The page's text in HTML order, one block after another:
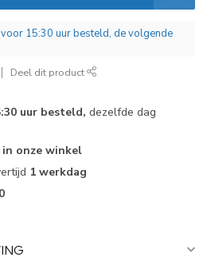
15:30 uur besteld, de volgende
Deel dit product
uur besteld, dezelfde dag
onze winkel
1 werkdag